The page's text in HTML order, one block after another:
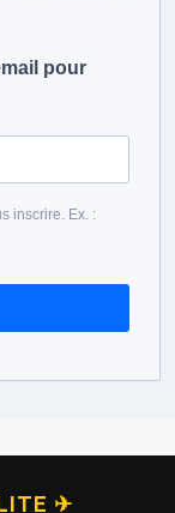
pour
inscrire. Ex. :
✈